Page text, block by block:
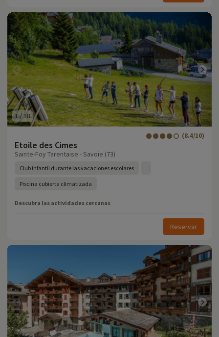
1/18
Etoile des Cimes
(8.4/10)
Sainte-Foy Tarentaise - Savoie (73)
Club infantil durante las vacaciones escolares
Piscina cubierta climatizada
Descubra las actividades cercanas
Reservar